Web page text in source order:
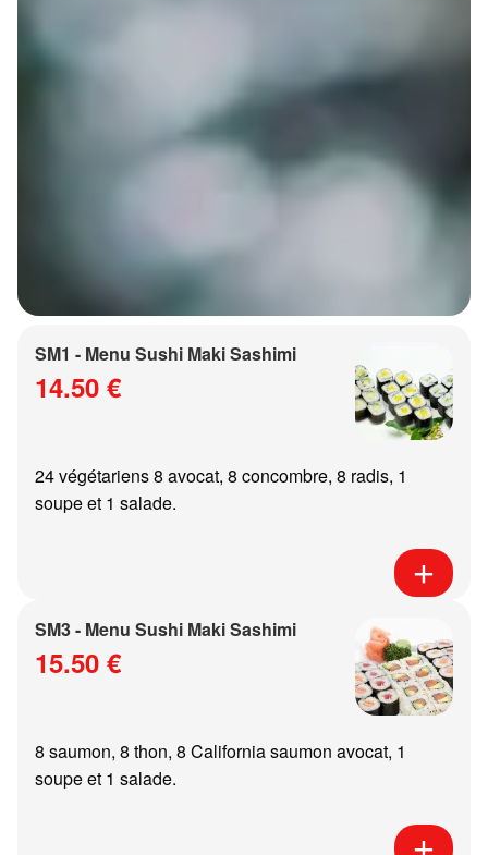
SM1 - Menu Sushi Maki Sashimi
14.50 €
24 végétariens 8 avocat, 8 concombre, 8 radis, 1
soupe et 1 salade.
SM3 - Menu Sushi Maki Sashimi
15.50 €
8 saumon, 8 thon, 8 California saumon avocat, 1
soupe et 1 salade.